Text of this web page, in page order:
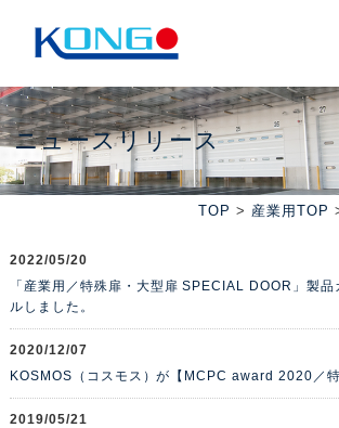
ニュースリリース
TOP > 産業用TOP
2022/05/20
「産業用／特殊扉・大型扉 SPECIAL DOOR」製品
ルしました。
2020/12/07
KOSMOS（コスモス）が【MCPC award 2020／
2019/05/21